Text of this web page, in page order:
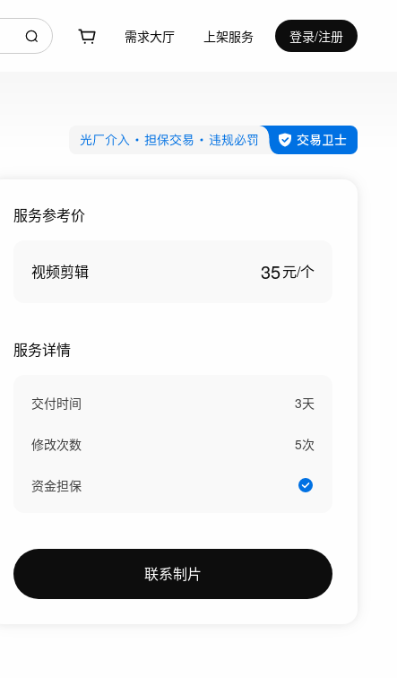
需求大厅 上架服务 登录/注册
服务参考价
视频剪辑 35元/个
服务详情
交付时间 3天
修改次数 5次
资金担保
联系制片